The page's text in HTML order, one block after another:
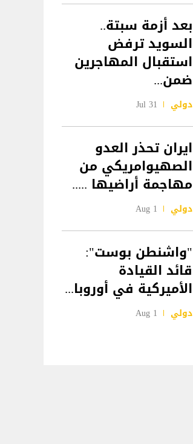
بعد أزمة سبتة..
السويد ترفض
استقبال المهاجرين
ضمن...
دولي 31 Jul
ايران تحذر العدو
الصهيوامريكي من
مهاجمة أراضيها .....
دولي 1 Aug
"واشنطن بوست":
قائد القيادة
الأميركية في أوروبا...
دولي 1 Aug